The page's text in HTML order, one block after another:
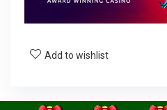
Add to wishlist